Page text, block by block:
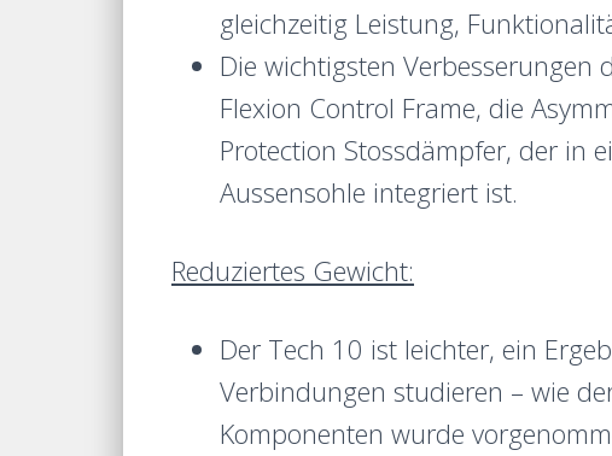
gleichzeitig Leistung,
Die wichtigsten Verbesserungen
Flexion Control Frame, die
Protection Stossdämpfer, der in
Aussensohle integriert ist.
Reduziertes Gewicht:
Der Tech 10 ist leichter, ein
Verbindungen studieren – wie
Komponenten wurde